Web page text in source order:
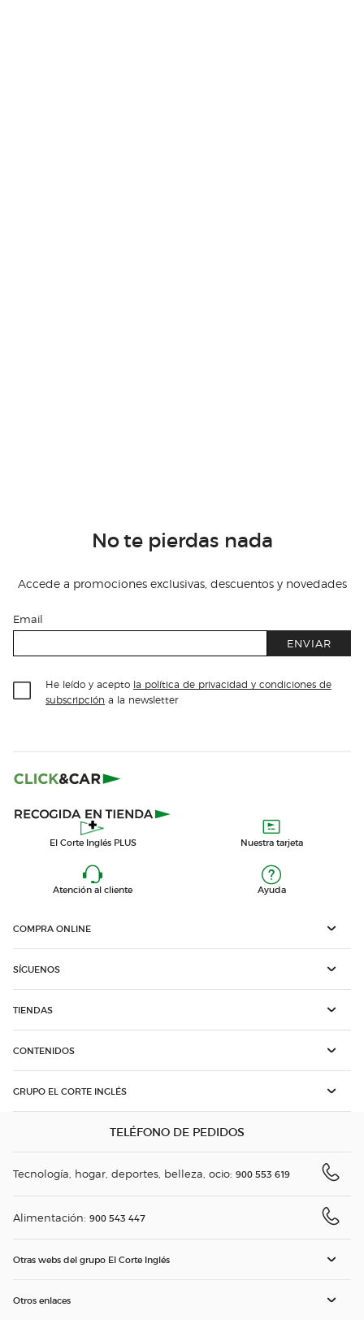
No te pierdas nada
Accede a promociones exclusivas, descuentos y novedades
Email
ENVIAR
He leído y acepto la política de privacidad y condiciones de
subscripción a la newsletter
El Corte Inglés PLUS Nuestra tarjeta
Atención al cliente Ayuda
COMPRA ONLINE
SÍGUENOS
TIENDAS
CONTENIDOS
GRUPO EL CORTE INGLÉS
TELÉFONO DE PEDIDOS
Tecnología, hogar, deportes, belleza, ocio: 900 553 619
Alimentación: 900 543 447
Otras webs del grupo El Corte Inglés
Otros enlaces